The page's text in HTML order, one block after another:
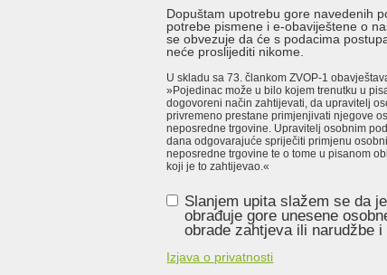
Dopuštam upotrebu gore navedenih
potrebe pismene i e-obaviještene o
se obvezuje da će s podacima
neće proslijediti nikome.
U skladu sa 73. člankom ZVOP-1
»Pojedinac može u bilo kojem trenutku u
dogovoreni način zahtijevati, da upravitelj
privremeno prestane primjenjivati njegove
neposredne trgovine. Upravitelj osobnim
dana odgovarajuće spriječiti primjenu
neposredne trgovine te o tome u pisanom
koji je to zahtijevao.«
Slanjem upita slažem se da
obrađuje gore unesene
obrade zahtjeva ili narudžbe
Izjava o privatnosti